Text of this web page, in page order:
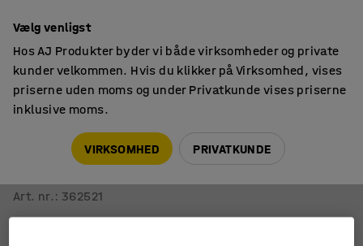
Barstol TIMMY
Art. nr. : 362521
Vælg venligst
Hos AJ Produkter byder vi både virksomheder og private
kunder velkommen. Hvis du klikker på Virksomhed, vises
priserne uden moms og under Privatkunde vises priserne
inklusive moms.
VIRKSOMHED PRIVATKUNDE